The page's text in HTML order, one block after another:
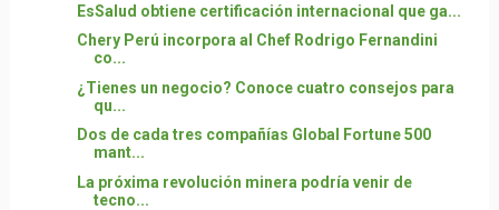
EsSalud obtiene certificación internacional que ga...
Chery Perú incorpora al Chef Rodrigo Fernandini
co...
¿Tienes un negocio? Conoce cuatro consejos para
qu...
Dos de cada tres compañías Global Fortune 500
mant...
La próxima revolución minera podría venir de
tecno...